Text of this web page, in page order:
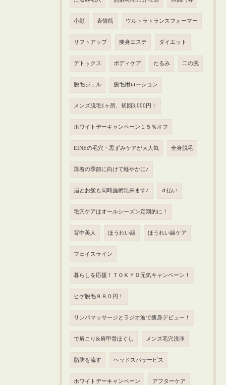
小顔 表情筋 ウルトラトランスフォーマー
リフトアップ 痩身エステ ダイエット
デトックス ボディケア たるみ 二の腕
脱毛ジェル 脱毛用ローション
メンズ脱毛1ヶ所、初回3,000円！
ホワイトデーキャンペーン１５％オフ
EINEの毛穴・黒ずみケアが大人気 全身脱毛
薄着の季節に向けて軽やかに♪
眉とお髭も同時施術出来ます♪ ｄ払い
毛穴ケアはオールシーズン定期的に！
背中美人 ほうれい線 ほうれい線ケア
フェイスライン
暮らしを応援！ＴＯＫＹＯ元気キャンペーン！
ヒゲ脱毛９８０円！
リンパマッサージとラジオ波で痩身デビュー！
で肩こり&肩甲骨ほぐし メンズ毛穴洗浄
脂肪を流す ヘッドスパサービス
ホワイトデーキャンペーン アフターケア